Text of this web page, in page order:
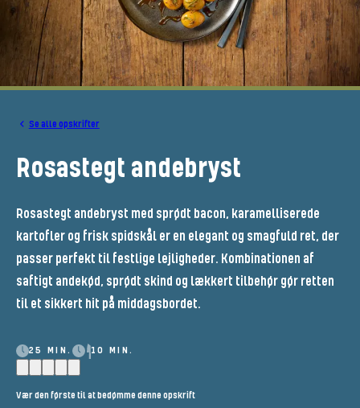
Se alle opskrifter
Rosastegt andebryst
Rosastegt andebryst med sprødt bacon, karamelliserede
kartofler og frisk spidskål er en elegant og smagfuld ret, der
passer perfekt til festlige lejligheder. Kombinationen af
saftigt andekød, sprødt skind og lækkert tilbehør gør retten
til et sikkert hit på middagsbordet.
25 MIN. 10 MIN.
Vær den første til at bedømme denne opskrift